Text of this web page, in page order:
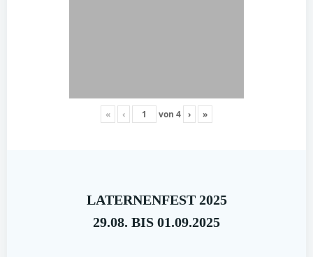
« ‹ von 4 › »
LATERNENFEST 2025
29.08. BIS 01.09.2025